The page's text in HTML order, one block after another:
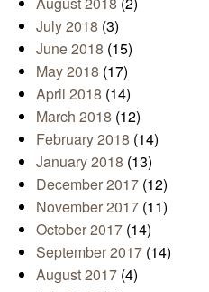
July 2018 (3)
June 2018 (15)
May 2018 (17)
April 2018 (14)
March 2018 (12)
February 2018 (14)
January 2018 (13)
December 2017 (12)
November 2017 (11)
October 2017 (14)
September 2017 (14)
August 2017 (4)